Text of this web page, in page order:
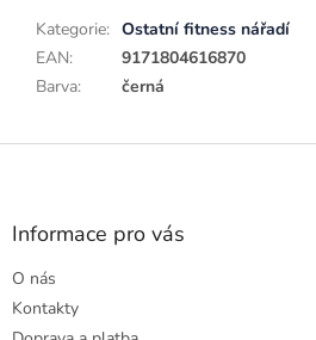
Kategorie: Ostatní fitness nářadí
EAN:
9171804616870
Barva: černá
Z
Informace pro vás
O nás
Kontakty